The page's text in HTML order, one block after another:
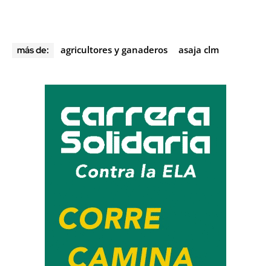
más de: agricultores y ganaderos asaja clm